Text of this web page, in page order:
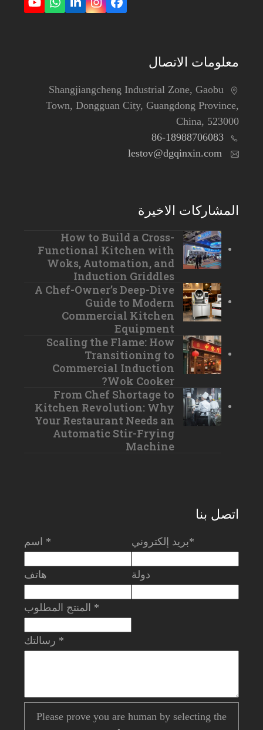
Facebook
Instagram
LinkedIn
Whatsapp
معلومات الاتصال
Shangjiangcheng Industrial Zone, Gaobu
Town, Dongguan City, Guangdong Province,
China, 523000
86-18988706083
lestov@dgqinxin.com
المشاركات الاخيرة
How to Build a Cross-
Functional Kitchen with
Woks, Automation, and
Induction Griddles
A Chef-Owner’s Deep-Dive
Guide to Modern
Commercial Kitchen
Equipment
Scaling the Flame: How
Transitioning to
Commercial Induction
Wok Cooker?
From Chef Shortage to
Kitchen Revolution: Why
Your Restaurant Needs an
Automatic Stir-Frying
Machine
اتصل بنا
اسم * بريد إلكتروني*
هاتف دولة
المنتج المطلوب *
رسالتك *
Please prove you are human by selecting the